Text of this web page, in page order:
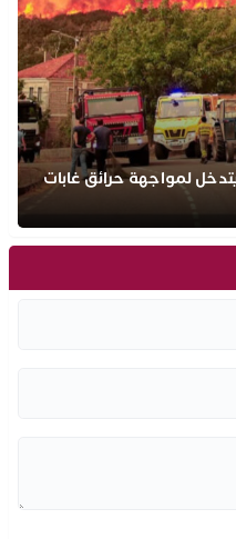
لمواجهة حرائق غابات